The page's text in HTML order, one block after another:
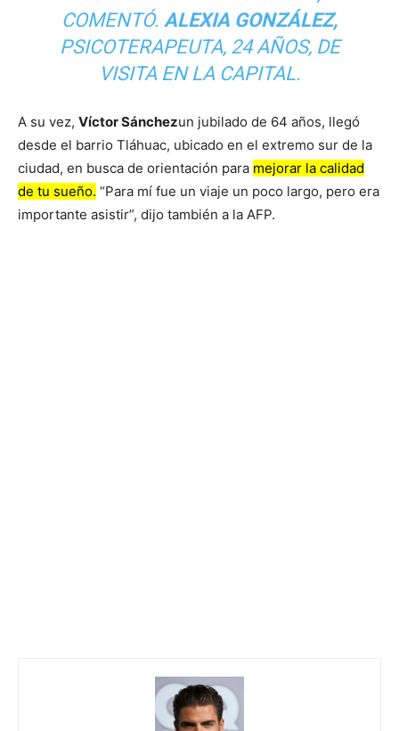
COMENTÓ. ALEXIA GONZÁLEZ,
PSICOTERAPEUTA, 24 AÑOS, DE
VISITA EN LA CAPITAL.
A su vez, Víctor Sánchezun jubilado de 64 años, llegó
desde el barrio Tláhuac, ubicado en el extremo sur de la
ciudad, en busca de orientación para mejorar la calidad
de tu sueño. “Para mí fue un viaje un poco largo, pero era
importante asistir”, dijo también a la AFP.